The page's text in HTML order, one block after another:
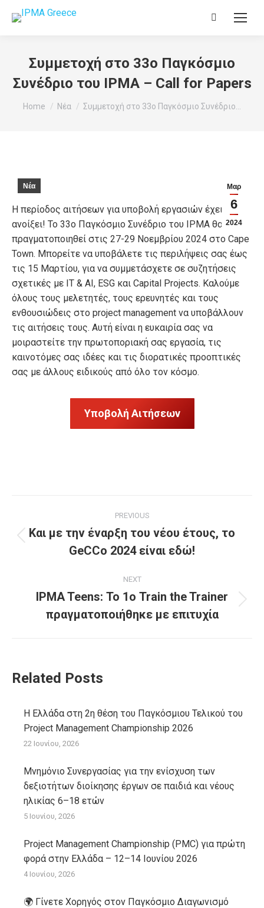
Search:
Συμμετοχή στο 33ο Παγκόσμιο
Συνέδριο του IPMA – Call for Papers
You are here:
Home Νέα Συμμετοχή στο 33ο Παγκόσμιο Συνέδριο…
Μαρ
6
2024
Νέα
Η περίοδος αιτήσεων για υποβολή εργασιών έχει
ανοίξει! Το 33ο Παγκόσμιο Συνέδριο του IPMA θα
πραγματοποιηθεί στις 27-29 Νοεμβρίου 2024 στο Cape
Town. Μπορείτε να υποβάλετε τις περιλήψεις σας έως
τις 15 Μαρτίου, για να συμμετάσχετε σε συζητήσεις
σχετικές με IT & AI, ESG και Capital Projects. Καλούμε
όλους τους μελετητές, τους ερευνητές και τους
ενθουσιώδεις στο project management να υποβάλλουν
τις αιτήσεις τους. Αυτή είναι η ευκαιρία σας να
μοιραστείτε την πρωτοποριακή σας εργασία, τις
καινοτόμες σας ιδέες και τις διορατικές προοπτικές
σας με άλλους ειδικούς από όλο τον κόσμο.
Υποβολή Αιτήσεων
navigation
PREVIOUS
post:
Και με την έναρξη του νέου έτους, το
GeCCo 2024 είναι εδώ!
NEXT
post:
IPMA Teens: Το 1ο Train the Trainer
πραγματοποιήθηκε με επιτυχία
Related Posts
Η Ελλάδα στη 2η θέση του Παγκόσμιου Τελικού του
Project Management Championship 2026
22 Ιουνίου, 2026
Μνημόνιο Συνεργασίας για την ενίσχυση των
δεξιοτήτων διοίκησης έργων σε παιδιά και νέους
ηλικίας 6–18 ετών
5 Ιουνίου, 2026
Project Management Championship (PMC) για πρώτη
φορά στην Ελλάδα – 12–14 Ιουνίου 2026
4 Ιουνίου, 2026
🌍 Γίνετε Χορηγός στον Παγκόσμιο Διαγωνισμό